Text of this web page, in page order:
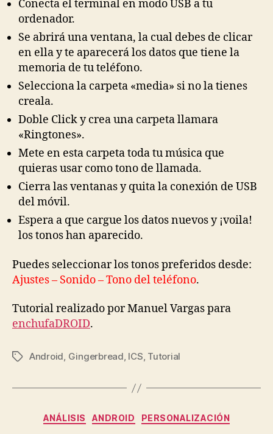
Conecta el terminal en modo USB a tu
ordenador.
Se abrirá una ventana, la cual debes de clicar
en ella y te aparecerá los datos que tiene la
memoria de tu teléfono.
Selecciona la carpeta «media» si no la tienes
creala.
Doble Click y crea una carpeta llamara
«Ringtones».
Mete en esta carpeta toda tu música que
quieras usar como tono de llamada.
Cierra las ventanas y quita la conexión de USB
del móvil.
Espera a que cargue los datos nuevos y ¡voila!
los tonos han aparecido.
Puedes seleccionar los tonos preferidos desde:
Ajustes – Sonido – Tono del teléfono.
Tutorial realizado por Manuel Vargas para
enchufaDROID.
Etiquetas
Android, Gingerbread, ICS, Tutorial
Categorías
ANÁLISIS ANDROID PERSONALIZACIÓN